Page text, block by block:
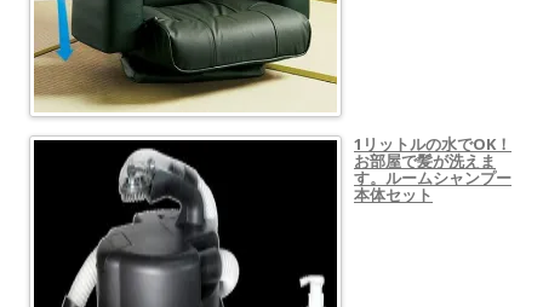
1リットルの水でOK！
お部屋で髪が洗えま
す。ルームシャンプー
本体セット